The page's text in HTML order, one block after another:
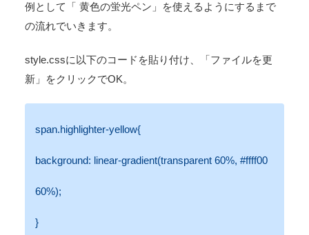
例として「 黄色の蛍光ペン 」を使えるようにするまで
の流れでいきます。
style.cssに以下のコードを貼り付け、「ファイルを更
新」をクリックでOK。
span.highlighter-yellow{
background: linear-gradient(transparent 60%, #ffff00
60%);
}